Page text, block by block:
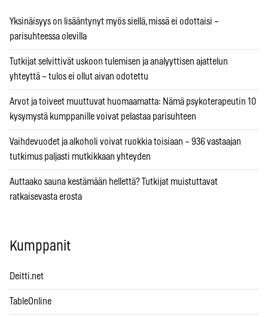
Yksinäisyys on lisääntynyt myös siellä, missä ei odottaisi –
parisuhteessa olevilla
Tutkijat selvittivät uskoon tulemisen ja analyyttisen ajattelun
yhteyttä – tulos ei ollut aivan odotettu
Arvot ja toiveet muuttuvat huomaamatta: Nämä psykoterapeutin 10
kysymystä kumppanille voivat pelastaa parisuhteen
Vaihdevuodet ja alkoholi voivat ruokkia toisiaan – 936 vastaajan
tutkimus paljasti mutkikkaan yhteyden
Auttaako sauna kestämään hellettä? Tutkijat muistuttavat
ratkaisevasta erosta
Kumppanit
Deitti.net
TableOnline